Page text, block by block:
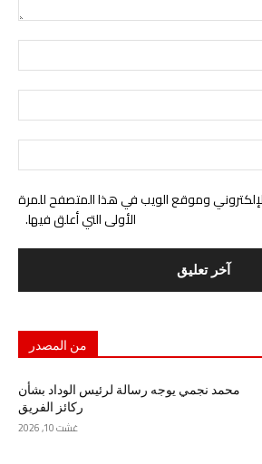
وموقع الويب في هذا المتصفح للمرة
الأولى التي أعلق فيها.
من المصدر
محمد نجمي يوجه رسالة لرئيس الوداد بشأن
ركائز الفريق
غشت 10, 2026